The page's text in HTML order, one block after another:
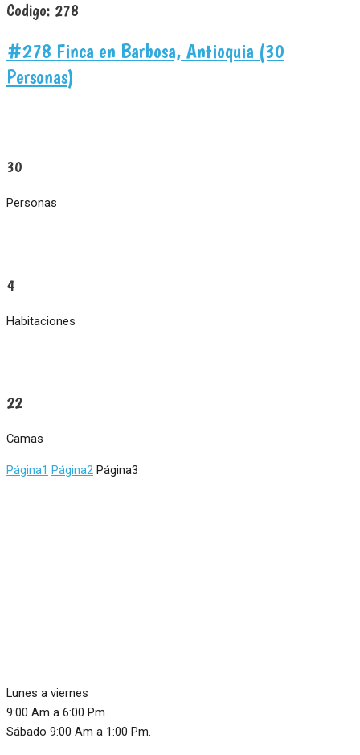
Codigo: 278
#278 Finca en Barbosa, Antioquia (30
Personas)
30
Personas
4
Habitaciones
22
Camas
Página1 Página2 Página3
Lunes a viernes
9:00 Am a 6:00 Pm.
Sábado 9:00 Am a 1:00 Pm.